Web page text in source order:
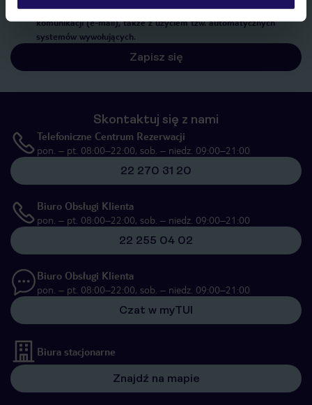
przetwarzaniu danych osobowych”, poprzez elektroniczną formę
komunikacji (e-mail), także z użyciem tzw. automatycznych
systemów wywołujących.
Zapisz się
Skontaktuj się z nami
Telefoniczne Centrum Rezerwacji
pon. – pt. 08:00–22:00, sob. – niedz. 09:00–21:00
22 270 31 20
Biuro Obsługi Klienta
pon. – pt. 08:00–22:00, sob. – niedz. 09:00–21:00
22 255 04 02
Biuro Obsługi Klienta
pon. – pt. 08:00–22:00, sob. – niedz. 09:00–21:00
Czat w myTUI
Biura stacjonarne
Znajdź na mapie